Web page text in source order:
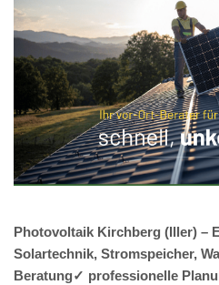
Photovoltaik Kirchberg (Iller) –
Solartechnik, Stromspeicher,
Beratung✓ professionelle